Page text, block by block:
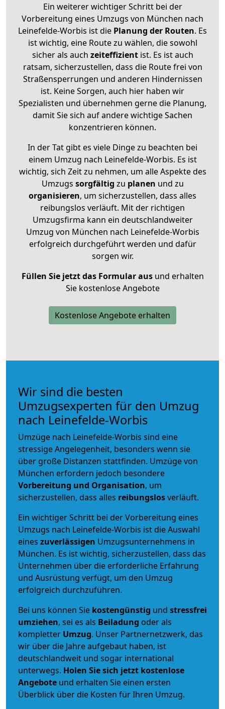
Ein weiterer wichtiger Schritt bei der
Vorbereitung eines Umzugs von München nach
Leinefelde-Worbis ist die Planung der Routen. Es
ist wichtig, eine Route zu wählen, die sowohl
sicher als auch zeiteffizientist. Es ist auch
ratsam, sicherzustellen, dass die Route frei von
Straßensperrungen und anderen Hindernissen
ist. Keine Sorgen, auch hier haben wir
Spezialisten und übernehmen gerne die Planung,
damit Sie sich auf andere wichtige Sachen
konzentrieren können.
In der Tat gibt es viele Dinge zu beachten bei
einem Umzug nach Leinefelde-Worbis. Es ist
wichtig, sich Zeit zu nehmen, um alle Aspekte des
Umzugs sorgfältig zu planen und zu
organisieren, um sicherzustellen, dass alles
reibungslos verläuft. Mit der richtigen
Umzugsfirma kann ein deutschlandweiter
Umzug von München nach Leinefelde-Worbis
erfolgreich durchgeführt werden und dafür
sorgen wir.
Füllen Sie jetzt das Formular ausund erhalten
Sie kostenlose Angebote
Kostenlose Angebote erhalten
Wir sind die besten
Umzugsexperten für den Umzug
nach Leinefelde-Worbis
Umzüge nach Leinefelde-Worbis sind eine
stressige Angelegenheit, besonders wenn sie
über große Distanzen stattfinden. Umzüge von
München erfordern jedoch besondere
Vorbereitung und Organisation, um
sicherzustellen, dass alles reibungslosverläuft.
Ein wichtiger Schritt bei der Vorbereitung eines
Umzugs nach Leinefelde-Worbis ist die Auswahl
eines zuverlässigen Umzugsunternehmens in
München. Es ist wichtig, sicherzustellen, dass das
Unternehmen über die erforderliche Erfahrung
und Ausrüstung verfügt, um den Umzug
erfolgreich durchzuführen.
Bei uns können Sie kostengünstig und stressfrei
umziehen, sei es als Beiladung oder als
kompletter Umzug. Unser Partnernetzwerk, das
wir über die Jahre aufgebaut haben, ist
deutschlandweit und sogar international
unterwegs. Holen Sie sich jetzt kostenlose
Angebote und erhalten Sie einen ersten
Überblick über die Kosten für Ihren Umzug.